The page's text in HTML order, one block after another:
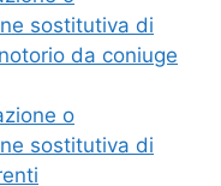
sostitutiva di
da coniuge
o
sostitutiva di